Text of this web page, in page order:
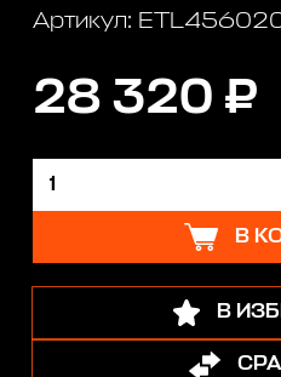
Артикул:
28 320 ₽
В
В